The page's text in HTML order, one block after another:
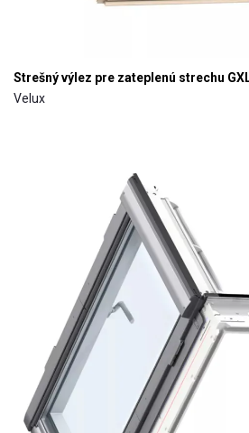
Strešný výlez pre zateplenú strechu
Velux